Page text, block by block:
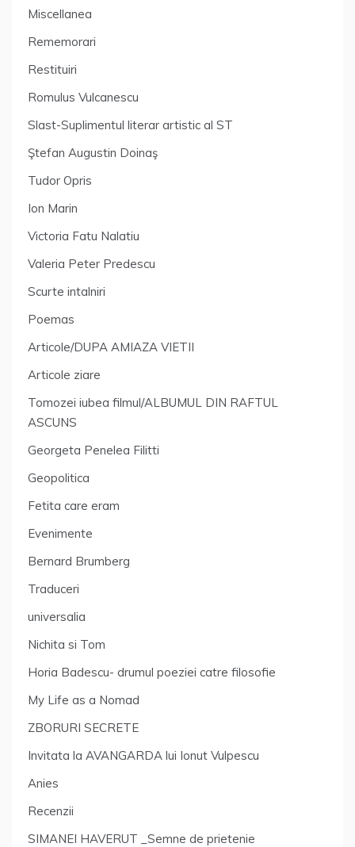
Miscellanea
Rememorari
Restituiri
Romulus Vulcanescu
Slast-Suplimentul literar artistic al ST
Ştefan Augustin Doinaş
Tudor Opris
Ion Marin
Victoria Fatu Nalatiu
Valeria Peter Predescu
Scurte intalniri
Poemas
Articole/DUPA AMIAZA VIETII
Articole ziare
Tomozei iubea filmul/ALBUMUL DIN RAFTUL
ASCUNS
Georgeta Penelea Filitti
Geopolitica
Fetita care eram
Evenimente
Bernard Brumberg
Traduceri
universalia
Nichita si Tom
Horia Badescu- drumul poeziei catre filosofie
My Life as a Nomad
ZBORURI SECRETE
Invitata la AVANGARDA lui Ionut Vulpescu
Anies
Recenzii
SIMANEI HAVERUT _Semne de prietenie